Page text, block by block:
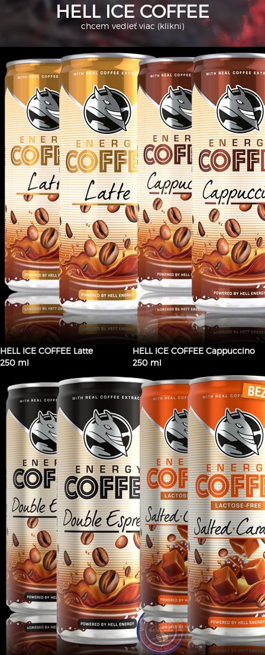
HELL ICE COFFEE
chcem vedieť viac (klikni)
HELL ICE COFFEE Latte
250 ml
HELL ICE COFFEE Cappuccino
250 ml